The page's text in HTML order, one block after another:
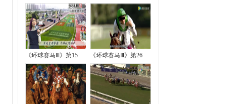
《环球赛马Ⅲ》第15 《环球赛马Ⅲ》第26